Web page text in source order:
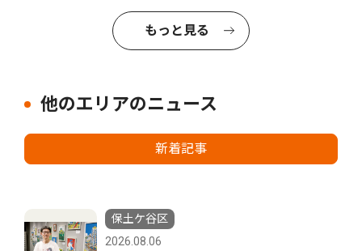
もっと見る
他のエリアのニュース
新着記事
保土ケ谷区
2026.08.06